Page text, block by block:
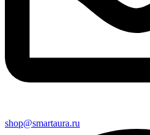
shop@smartaura.ru